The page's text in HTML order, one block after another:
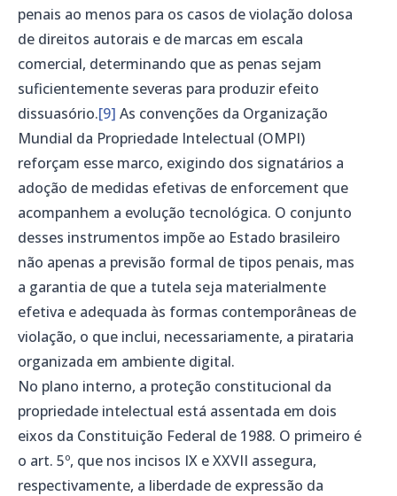
penais ao menos para os casos de violação dolosa
de direitos autorais e de marcas em escala
comercial, determinando que as penas sejam
suficientemente severas para produzir efeito
dissuasório.[9] As convenções da Organização
Mundial da Propriedade Intelectual (OMPI)
reforçam esse marco, exigindo dos signatários a
adoção de medidas efetivas de enforcement que
acompanhem a evolução tecnológica. O conjunto
desses instrumentos impõe ao Estado brasileiro
não apenas a previsão formal de tipos penais, mas
a garantia de que a tutela seja materialmente
efetiva e adequada às formas contemporâneas de
violação, o que inclui, necessariamente, a pirataria
organizada em ambiente digital.
No plano interno, a proteção constitucional da
propriedade intelectual está assentada em dois
eixos da Constituição Federal de 1988. O primeiro é
o art. 5º, que nos incisos IX e XXVII assegura,
respectivamente, a liberdade de expressão da